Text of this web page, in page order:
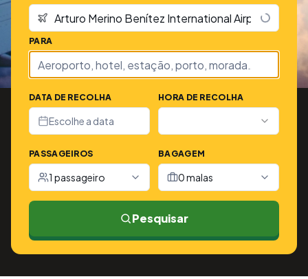
PARA
DATA DE RECOLHA
Escolhe a data
HORA DE RECOLHA
PASSAGEIROS
1 passageiro
BAGAGEM
0 malas
Pesquisar